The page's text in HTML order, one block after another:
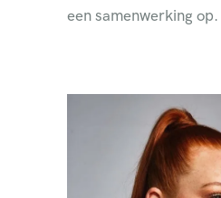
een samenwerking op.